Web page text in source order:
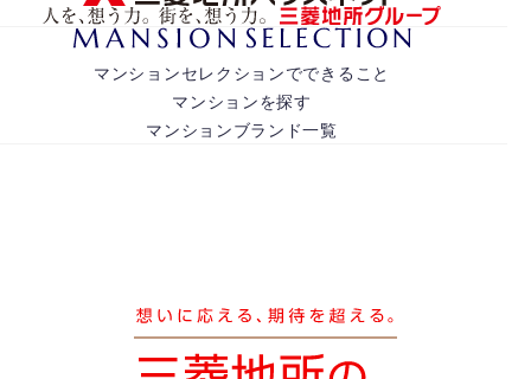
マンションセレクションでできること
マンションを探す
マンションブランド一覧